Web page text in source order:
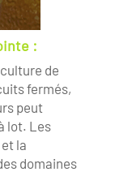
:
de
fermés,
peut
lot. Les
la
domaines